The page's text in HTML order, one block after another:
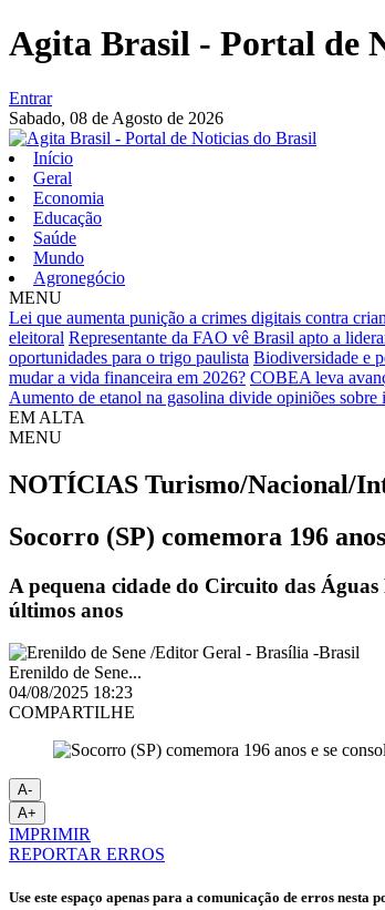
Agita Brasil - Portal de
Entrar
Sabado, 08 de Agosto de 2026
Início
Geral
Economia
Educação
Saúde
Mundo
Agronegócio
MENU
Lei que aumenta punição a crimes digitais contra
eleitoral Representante da FAO vê Brasil apto a
oportunidades para o trigo paulista Biodiversidade e
mudar a vida financeira em 2026? COBEA leva
Aumento de etanol na gasolina divide opiniões sobre
EM ALTA
MENU
NOTÍCIAS Turismo/Nacional/
Socorro (SP) comemora 196
A pequena cidade do Circuito das
últimos anos
Erenildo de Sene...
04/08/2025 18:23
COMPARTILHE
A-
A+
IMPRIMIR
REPORTAR ERROS
Use este espaço apenas para a comunicação de erros nesta